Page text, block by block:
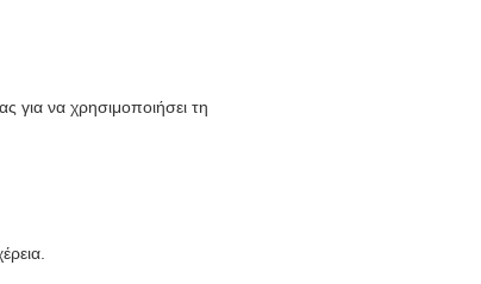
για να χρησιμοποιήσει τη